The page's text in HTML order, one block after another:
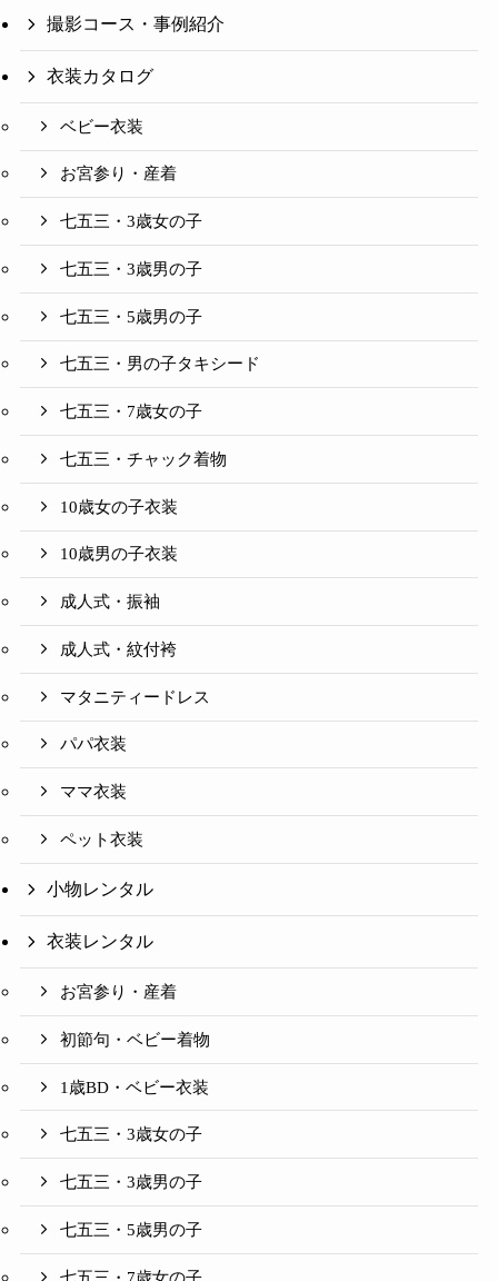
撮影コース・事例紹介
衣装カタログ
ベビー衣装
お宮参り・産着
七五三・3歳女の子
七五三・3歳男の子
七五三・5歳男の子
七五三・男の子タキシード
七五三・7歳女の子
七五三・チャック着物
10歳女の子衣装
10歳男の子衣装
成人式・振袖
成人式・紋付袴
マタニティードレス
パパ衣装
ママ衣装
ペット衣装
小物レンタル
衣装レンタル
お宮参り・産着
初節句・ベビー着物
1歳BD・ベビー衣装
七五三・3歳女の子
七五三・3歳男の子
七五三・5歳男の子
七五三・7歳女の子